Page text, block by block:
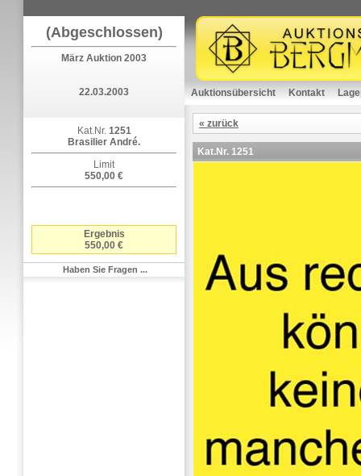
(Abgeschlossen)
März Auktion 2003
22.03.2003
Kat.Nr. 1251
Brasilier André.
Limit
550,00 €
Ergebnis
550,00 €
Haben Sie Fragen ...
Auktionsübersicht Kontakt
« zurück
Kat.Nr. 1251